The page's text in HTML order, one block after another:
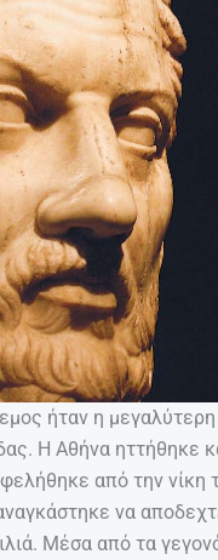
ήταν η
Η Αθήνα ηττήθηκε
από την νίκη
να
Μέσα από τα